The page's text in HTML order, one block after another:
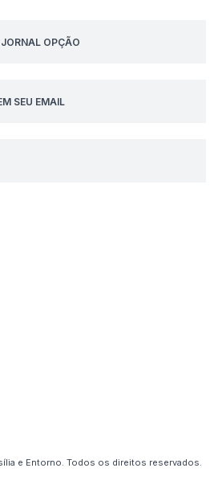
OPÇÃO
SEU EMAIL
e Entorno. Todos os direitos reservados.